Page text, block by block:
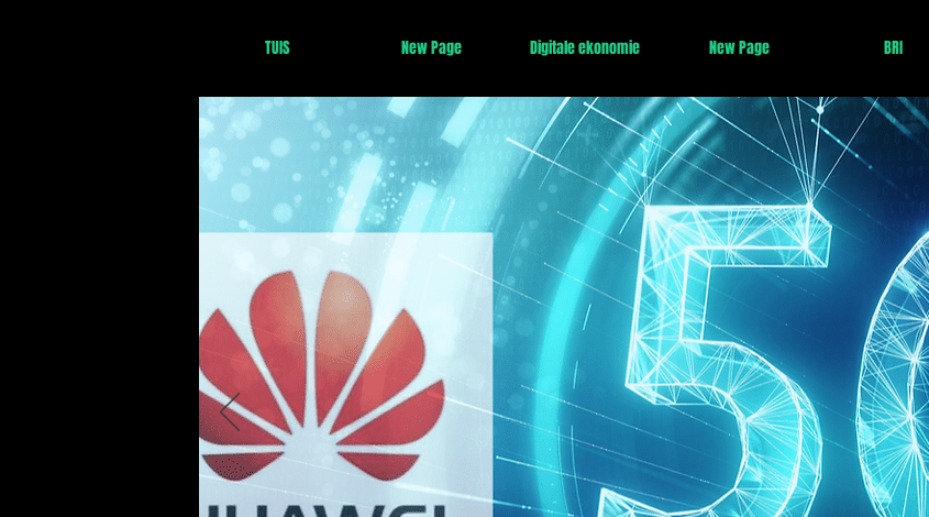
TUIS New Page Digitale ekonomie New Page BRI